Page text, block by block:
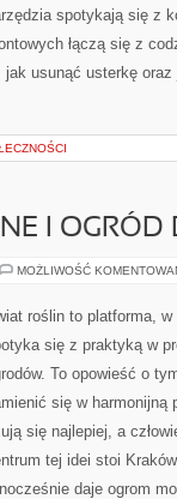
spotykają się z
łączą się z
usunąć usterkę
I
MOŻLIWOŚĆ
roślin to platforma, w
się z praktyką w
To opowieść o
się w harmonijną
się najlepiej, a
tej idei stoi
daje ogrom